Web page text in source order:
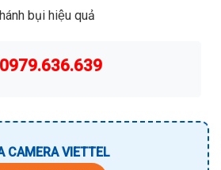
bụi hiệu quả
0979.636.639
CAMERA VIETTEL